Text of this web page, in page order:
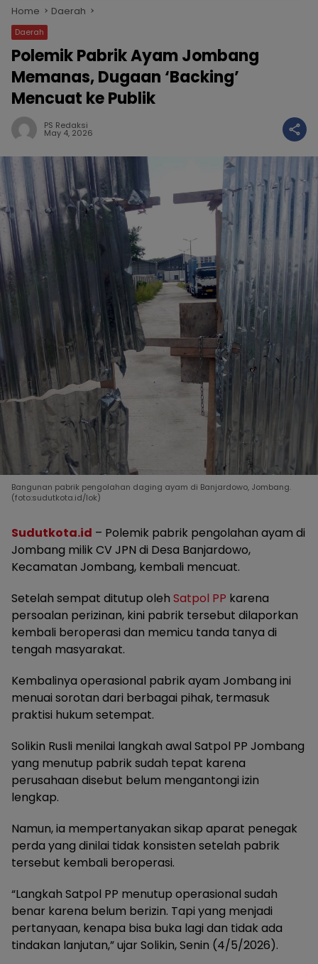
Home Daerah
Daerah
Polemik Pabrik Ayam Jombang
Memanas, Dugaan ‘Backing’
Mencuat ke Publik
PS Redaksi
May 4, 2026
Bangunan pabrik pengolahan daging ayam di Banjardowo, Jombang.
(foto:sudutkota.id/lok)
Sudutkota.id – Polemik pabrik pengolahan ayam di
Jombang milik CV JPN di Desa Banjardowo,
Kecamatan Jombang, kembali mencuat.
Setelah sempat ditutup oleh Satpol PP karena
persoalan perizinan, kini pabrik tersebut dilaporkan
kembali beroperasi dan memicu tanda tanya di
tengah masyarakat.
Kembalinya operasional pabrik ayam Jombang ini
menuai sorotan dari berbagai pihak, termasuk
praktisi hukum setempat.
Solikin Rusli menilai langkah awal Satpol PP Jombang
yang menutup pabrik sudah tepat karena
perusahaan disebut belum mengantongi izin
lengkap.
Namun, ia mempertanyakan sikap aparat penegak
perda yang dinilai tidak konsisten setelah pabrik
tersebut kembali beroperasi.
“Langkah Satpol PP menutup operasional sudah
benar karena belum berizin. Tapi yang menjadi
pertanyaan, kenapa bisa buka lagi dan tidak ada
tindakan lanjutan,” ujar Solikin, Senin (4/5/2026).